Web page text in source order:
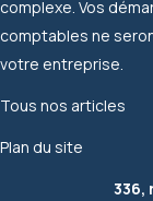
complexe. Vos
comptables ne
votre entreprise.
Tous nos articles
Plan du site
336,